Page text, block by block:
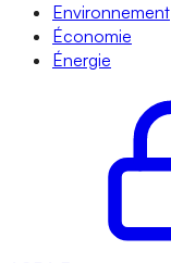
Environnement
Économie
Énergie